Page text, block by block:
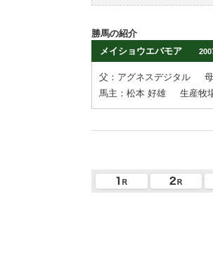
勝馬の紹介
メイショウエバモア
父：アグネスデジタル
馬主：松本 好雄
生産牧